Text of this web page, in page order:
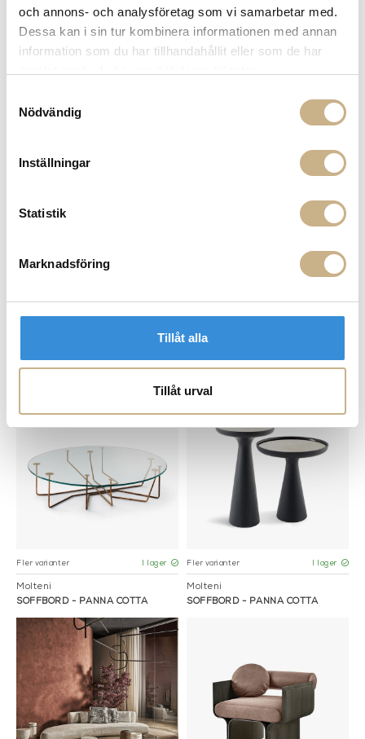
och annons- och analysföretag som vi samarbetar med.
Dessa kan i sin tur kombinera informationen med annan
information som du har tillhandahållit eller som de har
Nödvändig
Inställningar
Statistik
Marknadsföring
Tillåt alla
Tillåt urval
I lager
I lager
SOFFBORD - PANNA COTTA
Fler varianter
SOFFBORD - PANNA COTTA
Fler varianter I lager
Molteni
SOFFBORD - PANNA COTTA
Fler varianter I lager
Molteni
SOFFBORD - PANNA COTTA